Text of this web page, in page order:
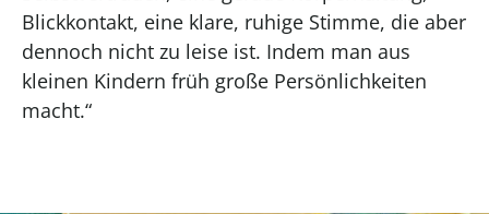
Blickkontakt, eine klare, ruhige Stimme, die aber
dennoch nicht zu leise ist. Indem man aus
kleinen Kindern früh große Persönlichkeiten
macht.“